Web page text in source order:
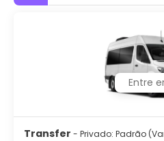
Transfer - Privado: Padrão
Entre